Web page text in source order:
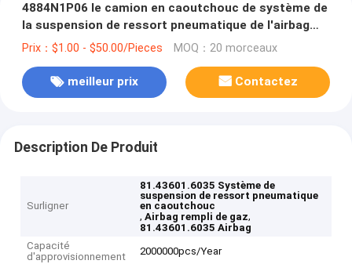
4884N1P06 le camion en caoutchouc de système de
la suspension de ressort pneumatique de l'airbag
81.43601.6035 pleins de gaz partie des airbags de
Prix：$1.00 - $50.00/Pieces MOQ：20 morceaux
meilleur prix Contactez
Description De Produit
Surligner
81.43601.6035 Système de
suspension de ressort pneumatique
en caoutchouc
,Airbag rempli de gaz,
81.43601.6035 Airbag
Capacité
d'approvisionnement
2000000pcs/Year